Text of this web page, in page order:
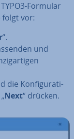
Formular
folgt vor:
“.
und
die Kon­fi­gu­ra­ti­
Next“ drücken.